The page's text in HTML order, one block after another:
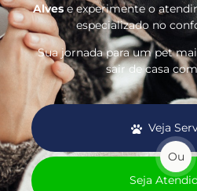
Alvese experimente o
especializado no
Sua jornada para um pet
sair de casa
Veja
Ou
Seja